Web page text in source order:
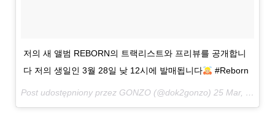
저의 새 앨범 REBORN의 트랙리스트와 프리뷰를 공개합니
다 저의 생일인 3월 28일 낮 12시에 발매됩니다
#Reborn
Post udostępniony przez GONZO (@dok2gonzo) 25 Mar, 2017 o 7:11 PDT